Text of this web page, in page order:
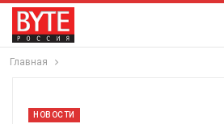
Главная
НОВОСТИ